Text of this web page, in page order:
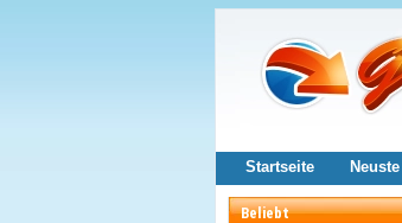
Startseite Neuste
Beliebt